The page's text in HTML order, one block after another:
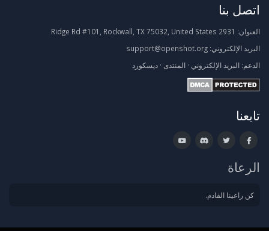
اتصل بنا
العنوان:
البريد الإلكتروني: support@openshot.org
الدعم: البريد الإلكتروني · المنتدى · ديسكورد
تابعنا
الرعاة
كن راعينا القادم.